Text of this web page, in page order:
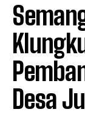
Desa